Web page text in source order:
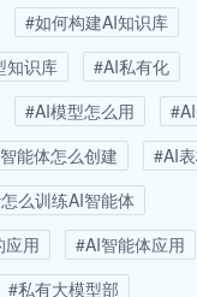
#如何构建AI知识库
知识库
#AI私有化
#AI模型怎么用
能体怎么创建
#AI
么训练AI智能体
应用
#AI智能体应用
#私有大模型部